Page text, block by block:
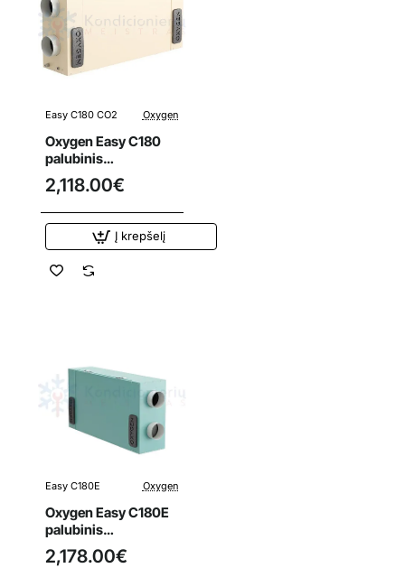
Easy C180 CO2 Oxygen
Oxygen Easy C180
palubinis
rekuperatorius su
integruotu CO2
davikliu
2,118.00€
Į krepšelį
Easy C180E Oxygen
Oxygen Easy C180E
palubinis
rekuperatorius
2,178.00€